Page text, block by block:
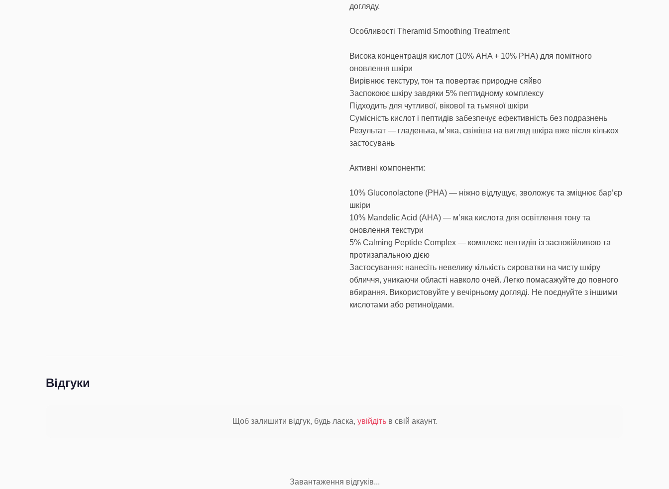
догляду.
Особливості Theramid Smoothing Treatment:
Висока концентрація кислот (10% AHA + 10% PHA) для помітного
оновлення шкіри
Вирівнює текстуру, тон та повертає природне сяйво
Заспокоює шкіру завдяки 5% пептидному комплексу
Підходить для чутливої, вікової та тьмяної шкіри
Сумісність кислот і пептидів забезпечує ефективність без подразнень
Результат — гладенька, м’яка, свіжіша на вигляд шкіра вже після кількох
застосувань
Активні компоненти:
10% Gluconolactone (PHA) — ніжно відлущує, зволожує та зміцнює бар’єр
шкіри
10% Mandelic Acid (AHA) — м’яка кислота для освітлення тону та
оновлення текстури
5% Calming Peptide Complex — комплекс пептидів із заспокійливою та
протизапальною дією
Застосування: нанесіть невелику кількість сироватки на чисту шкіру
обличчя, уникаючи області навколо очей. Легко помасажуйте до повного
вбирання. Використовуйте у вечірньому догляді. Не поєднуйте з іншими
кислотами або ретиноїдами.
Відгуки
Щоб залишити відгук, будь ласка, увійдітьв свій акаунт.
Завантаження відгуків...